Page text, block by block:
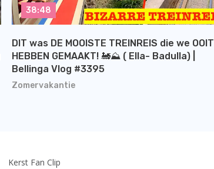
Zomervakantie
DIT was DE MOOISTE TREINREIS die we OOIT
HEBBEN GEMAAKT! 🚂⛰️ ( Ella- Badulla) |
Bellinga Vlog #3395
38:48
Kerst Fan Clip